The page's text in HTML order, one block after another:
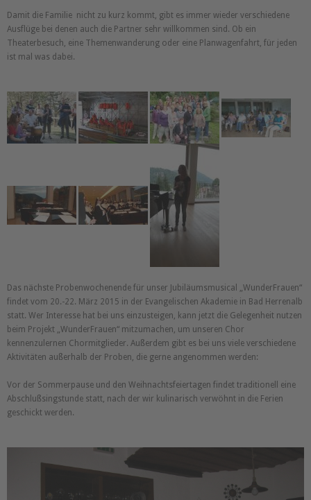
Damit die Familie nicht zu kurz kommt, gibt es immer wieder verschiedene
Ausflüge bei denen auch die Partner sehr willkommen sind. Ob ein
Theaterbesuch, eine Themenwanderung oder eine Planwagenfahrt, für jeden
ist mal was dabei.
Das nächste Probenwochenende für unser Jubiläumsmusical
WunderFrauen
findet vom 20.-22. März 2015 in der Evangelischen Akademie in Bad Herrenalb
statt. Wer Interesse hat bei uns einzusteigen, kann jetzt die Gelegenheit nutzen
beim Projekt WunderFrauen
mitzumachen, um unseren Chor
kennenzulernen Chormitglieder. Außerdem gibt es bei uns viele verschiedene
Aktivitäten außerhalb der Proben, die gerne angenommen werden:
Vor der Sommerpause und den Weihnachtsfeiertagen findet traditionell eine
Abschlußsingstunde statt, nach der wir kulinarisch verwöhnt in die Ferien
geschickt werden.